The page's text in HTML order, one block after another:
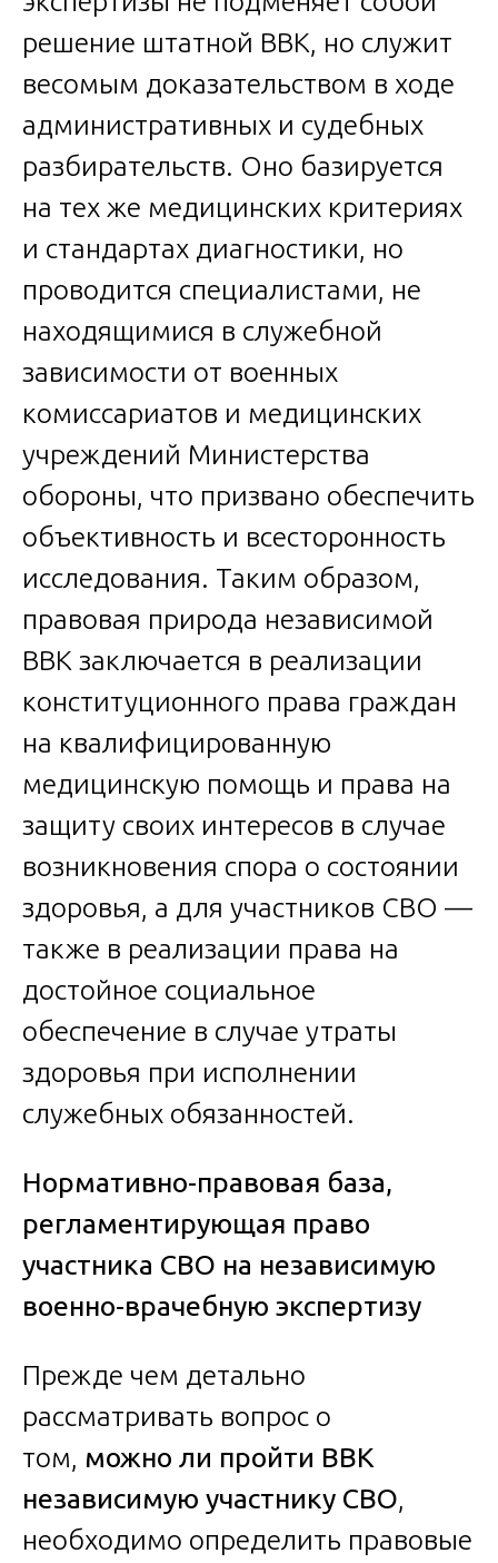
решение штатной ВВК, но служит
весомым доказательством в ходе
административных и судебных
разбирательств. Оно базируется
на тех же медицинских критериях
и стандартах диагностики, но
проводится специалистами, не
находящимися в служебной
зависимости от военных
комиссариатов и медицинских
учреждений Министерства
обороны, что призвано обеспечить
объективность и всесторонность
исследования. Таким образом,
правовая природа независимой
ВВК заключается в реализации
конституционного права граждан
на квалифицированную
медицинскую помощь и права на
защиту своих интересов в случае
возникновения спора о состоянии
здоровья, а для участников СВО —
также в реализации права на
достойное социальное
обеспечение в случае утраты
здоровья при исполнении
служебных обязанностей.
Нормативно-правовая база,
регламентирующая право
участника СВО на независимую
военно-врачебную экспертизу
Прежде чем детально
рассматривать вопрос о
том, можно ли пройти ВВК
независимую участнику СВО,
необходимо определить правовые